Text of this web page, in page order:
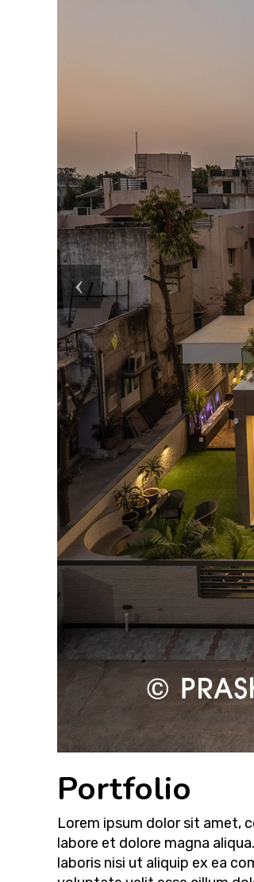
Portfolio
Lorem ipsum dolor sit amet,
labore et dolore magna
laboris nisi ut aliquip ex ea